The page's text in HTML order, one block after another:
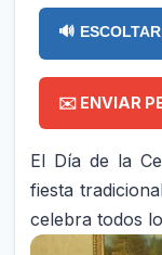
🔊
✉️ ENVIAR
El Día de la
fiesta
celebra todos